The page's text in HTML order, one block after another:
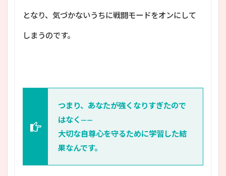
となり、気づかないうちに戦闘モードをオンにして
しまうのです。
つまり、あなたが強くなりすぎたので
はなく——
大切な自尊心を守るために学習した結
果なんです。